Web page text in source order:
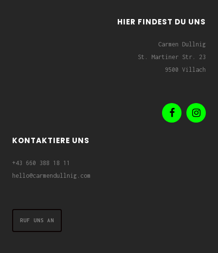
HIER FINDEST DU UNS
Carmen Dullnig
St. Martiner Str. 23
9500 Villach
KONTAKTIERE UNS
+43 660 388 18 11
hello@carmendullnig.com
RUF UNS AN